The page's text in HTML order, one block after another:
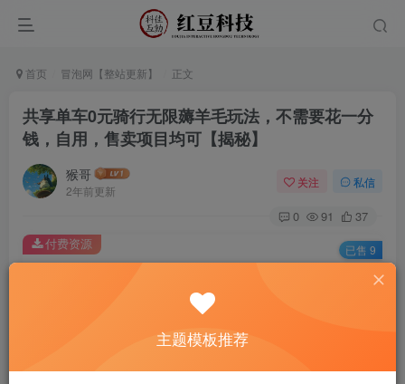
首页 冒泡网【整站更新】 正文
共享单车0元骑行无限薅羊毛玩法，不需要花一分
钱，自用，售卖项目均可【揭秘】
猴哥
2年前更新
关注 私信
0 91 37
此内容为付费资源，请付费后查看
￥9.9
付费资源 已售 9
主题模板推荐